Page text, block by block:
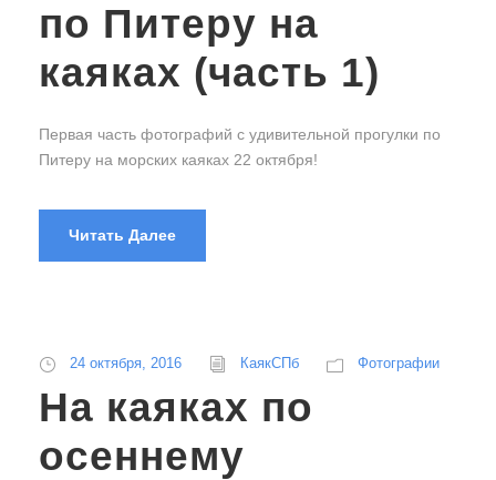
по Питеру на
каяках (часть 1)
Первая часть фотографий с удивительной прогулки по
Питеру на морских каяках 22 октября!
Читать Далее
24 октября, 2016 КаякСПб Фотографии
На каяках по
осеннему